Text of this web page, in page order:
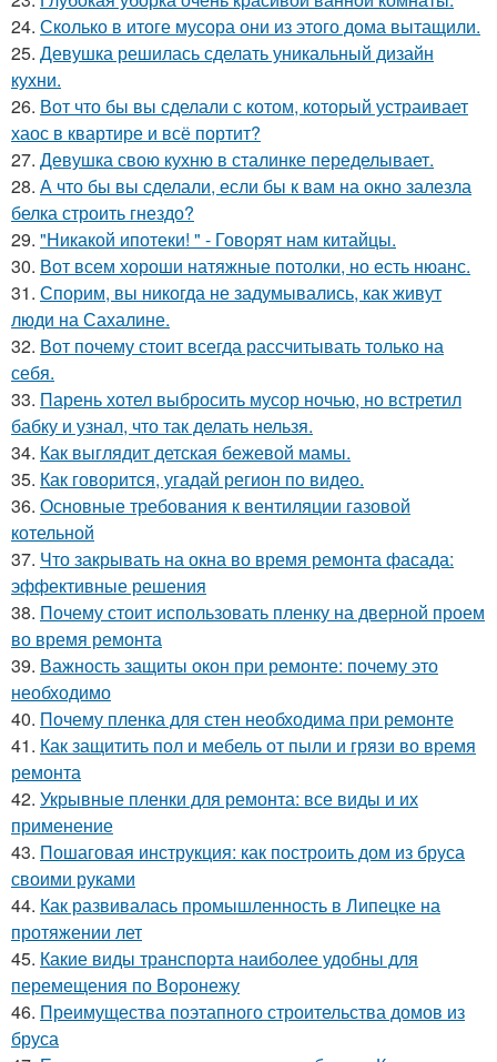
24. Сколько в итоге мусора они из этого дома вытащили.
25. Девушка решилась сделать уникальный дизайн
кухни.
26. Вот что бы вы сделали с котом, который устраивает
хаос в квартире и всё портит?
27. Девушка свою кухню в сталинке переделывает.
28. А что бы вы сделали, если бы к вам на окно залезла
белка строить гнездо?
29. "Никакой ипотеки! " - Говорят нам китайцы.
30. Вот всем хороши натяжные потолки, но есть нюанс.
31. Спорим, вы никогда не задумывались, как живут
люди на Сахалине.
32. Вот почему стоит всегда рассчитывать только на
себя.
33. Парень хотел выбросить мусор ночью, но встретил
бабку и узнал, что так делать нельзя.
34. Как выглядит детская бежевой мамы.
35. Как говорится, угадай регион по видео.
36. Основные требования к вентиляции газовой
котельной
37. Что закрывать на окна во время ремонта фасада:
эффективные решения
38. Почему стоит использовать пленку на дверной проем
во время ремонта
39. Важность защиты окон при ремонте: почему это
необходимо
40. Почему пленка для стен необходима при ремонте
41. Как защитить пол и мебель от пыли и грязи во время
ремонта
42. Укрывные пленки для ремонта: все виды и их
применение
43. Пошаговая инструкция: как построить дом из бруса
своими руками
44. Как развивалась промышленность в Липецке на
протяжении лет
45. Какие виды транспорта наиболее удобны для
перемещения по Воронежу
46. Преимущества поэтапного строительства домов из
бруса